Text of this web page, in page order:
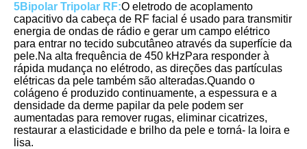
5Bipolar Tripolar RF:O eletrodo de acoplamento
capacitivo da cabeça de RF facial é usado para transmitir
energia de ondas de rádio e gerar um campo elétrico
para entrar no tecido subcutâneo através da superfície da
pele.Na alta frequência de 450 kHzPara responder à
rápida mudança no elétrodo, as direções das partículas
elétricas da pele também são alteradas.Quando o
colágeno é produzido continuamente, a espessura e a
densidade da derme papilar da pele podem ser
aumentadas para remover rugas, eliminar cicatrizes,
restaurar a elasticidade e brilho da pele e torná- la loira e
lisa.